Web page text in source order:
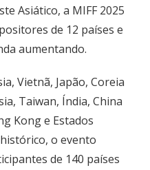
Asiático, a MIFF 2025
de 12 países e
aumentando.
Vietnã, Japão, Coreia
Taiwan, Índia, China
Kong e Estados
o evento
de 140 países